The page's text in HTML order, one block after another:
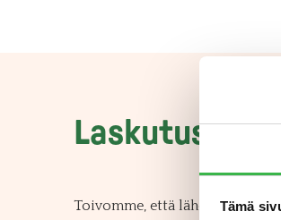
Tämä
Toivomme, että lähetätte